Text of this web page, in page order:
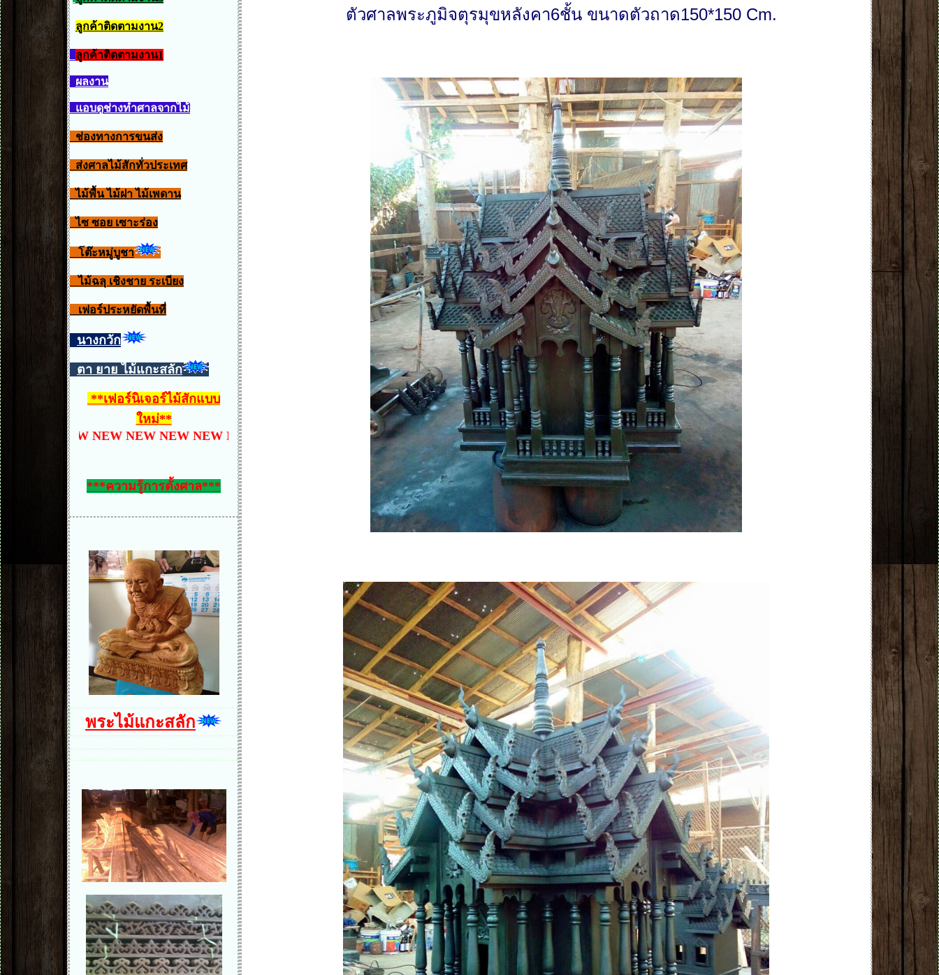
ลูกค้าติดตามงาน2
ลูกค้าติดตามงาน1
ผลงาน
แอบดูช่างทำศาลจากไม้
ช่องทางการขนส่ง
ส่งศาลไม้สักทั่วประเทศ
ไม้พื้น ไม้ฝา ไม้เพดาน
ไซ ซอย เซาะร่อง
โต๊ะหมู่บูชา
ไม้ฉลุ เชิงชาย ระเบียง
เฟอร์ประหยัดพื้นที่
นางกวัก
ตา ยาย ไม้แกะสลัก
**เฟอร์นิเจอร์ไม้สักแบบ
ใหม่**
NEW NEW NEW NEW NEW NEW NEW NEW NEW NEW NEW NEW NEW NEW NEW NEW NEW NEW NEW NEW NEW NEW NEW NEW NEW NEW
***ความรู้การตั้งศาล***
พระไม้แกะสลัก
ตัวศาลพระภูมิจตุรมุขหลังคา6ชั้น ขนาดตัวถาด150*150 Cm.